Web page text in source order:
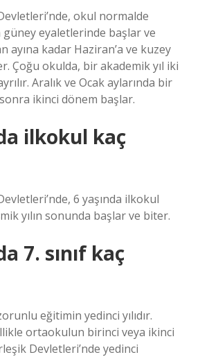
okul normalde
eyaletlerinde başlar ve
ayına kadar Haziran’a ve kuzey
Çoğu okulda, bir akademik yıl iki
Aralık ve Ocak aylarında bir
ikinci dönem başlar.
ilkokul kaç
6 yaşında ilkokul
yılın sonunda başlar ve biter.
7. sınıf kaç
eğitimin yedinci yılıdır.
ortaokulun birinci veya ikinci
Devletleri’nde yedinci